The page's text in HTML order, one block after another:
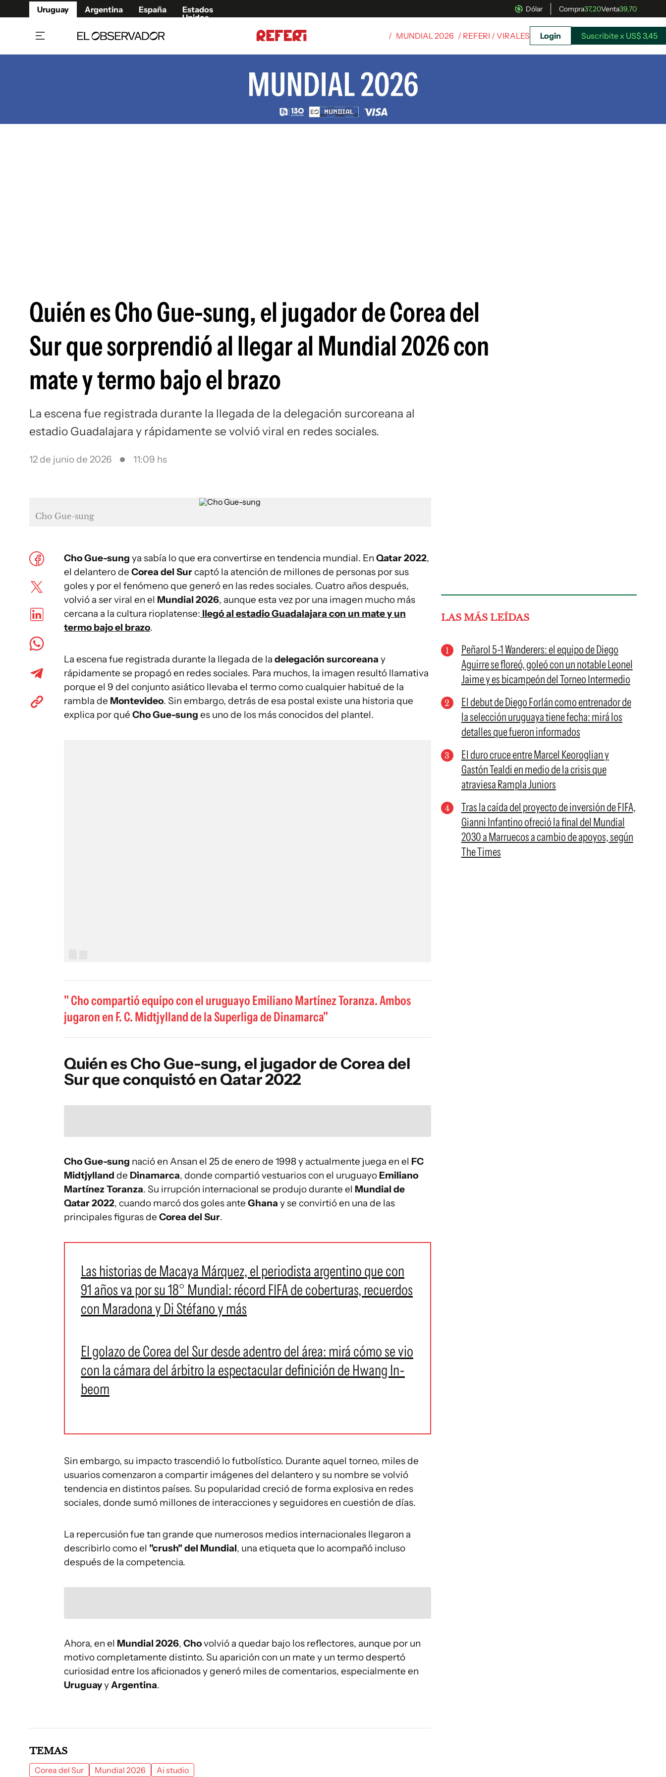
Uruguay Argentina España
Estados
Unidos
Dólar Compra37,20Venta39,70
/ MUNDIAL 2026 / REFERI / VIRALES Login Suscribite x US$ 3,45
Quién es Cho Gue-sung, el jugador de Corea del
Sur que sorprendió al llegar al Mundial 2026 con
mate y termo bajo el brazo
La escena fue registrada durante la llegada de la delegación surcoreana al
estadio Guadalajara y rápidamente se volvió viral en redes sociales.
12 de junio de 2026 11:09 hs
Cho Gue-sung
Cho Gue-sung ya sabía lo que era convertirse en tendencia mundial. En Qatar 2022,
el delantero de Corea del Surcaptó la atención de millones de personas por sus
goles y por el fenómeno que generó en las redes sociales. Cuatro años después,
volvió a ser viral en el Mundial 2026, aunque esta vez por una imagen mucho más
cercana a la cultura rioplatense: llegó al estadio Guadalajara con un mate y un
termo bajo el brazo.
La escena fue registrada durante la llegada de la delegación surcoreana y
rápidamente se propagó en redes sociales. Para muchos, la imagen resultó llamativa
porque el 9 del conjunto asiático llevaba el termo como cualquier habitué de la
rambla de Montevideo. Sin embargo, detrás de esa postal existe una historia que
explica por qué Cho Gue-sung es uno de los más conocidos del plantel.
Cho compartió equipo con el uruguayo Emiliano Martínez Toranza. Ambos
jugaron en F. C. Midtjylland de la Superliga de Dinamarca
Quién es Cho Gue-sung, el jugador de Corea del
Sur que conquistó en Qatar 2022
Cho Gue-sung nació en Ansan el 25 de enero de 1998 y actualmente juega en el FC
Midtjylland de Dinamarca, donde compartió vestuarios con el uruguayo Emiliano
Martínez Toranza. Su irrupción internacional se produjo durante el Mundial de
Qatar 2022, cuando marcó dos goles ante Ghana y se convirtió en una de las
principales figuras de Corea del Sur.
Las historias de Macaya Márquez, el periodista argentino que con
91 años va por su 18° Mundial: récord FIFA de coberturas, recuerdos
con Maradona y Di Stéfano y más
El golazo de Corea del Sur desde adentro del área: mirá cómo se vio
con la cámara del árbitro la espectacular definición de Hwang In-
beom
Sin embargo, su impacto trascendió lo futbolístico. Durante aquel torneo, miles de
usuarios comenzaron a compartir imágenes del delantero y su nombre se volvió
tendencia en distintos países. Su popularidad creció de forma explosiva en redes
sociales, donde sumó millones de interacciones y seguidores en cuestión de días.
La repercusión fue tan grande que numerosos medios internacionales llegaron a
describirlo como el "crush" del Mundial, una etiqueta que lo acompañó incluso
después de la competencia.
Ahora, en el Mundial 2026, Chovolvió a quedar bajo los reflectores, aunque por un
motivo completamente distinto. Su aparición con un mate y un termo despertó
curiosidad entre los aficionados y generó miles de comentarios, especialmente en
UruguayyArgentina.
LAS MÁS LEÍDAS
Peñarol 5-1 Wanderers: el equipo de Diego
Aguirre se floreó, goleó con un notable Leonel
Jaime y es bicampeón del Torneo Intermedio
El debut de Diego Forlán como entrenador de
la selección uruguaya tiene fecha: mirá los
detalles que fueron informados
El duro cruce entre Marcel Keoroglian y
Gastón Tealdi en medio de la crisis que
atraviesa Rampla Juniors
Tras la caída del proyecto de inversión de FIFA,
Gianni Infantino ofreció la final del Mundial
2030 a Marruecos a cambio de apoyos, según
The Times
TEMAS
Corea del Sur Mundial 2026 Ai studio